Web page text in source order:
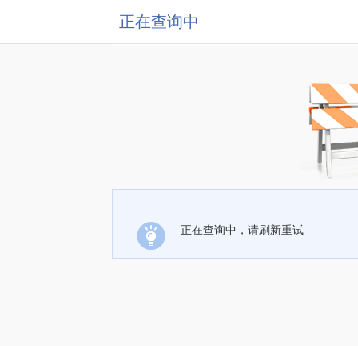
正在查询中
正在查询中，请刷新重试